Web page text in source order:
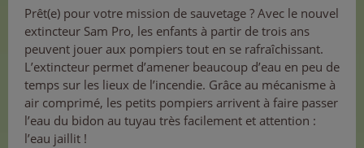
Prêt(e) pour votre mission de sauvetage ? Avec le nouvel
extincteur Sam Pro, les enfants à partir de trois ans
peuvent jouer aux pompiers tout en se rafraîchissant.
L’extincteur permet d’amener beaucoup d’eau en peu de
temps sur les lieux de l’incendie. Grâce au mécanisme à
air comprimé, les petits pompiers arrivent à faire passer
l’eau du bidon au tuyau très facilement et attention :
l’eau jaillit !